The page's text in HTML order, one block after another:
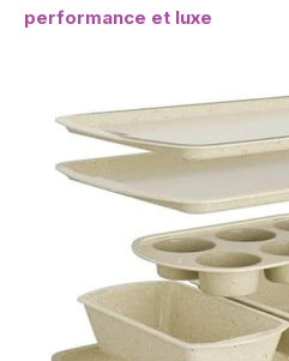
performance et luxe